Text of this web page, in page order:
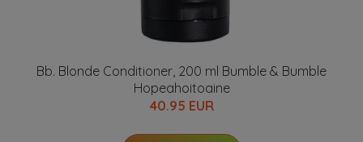
Bb. Blonde Conditioner, 200 ml Bumble & Bumble
Hopeahoitoaine
40.95 EUR